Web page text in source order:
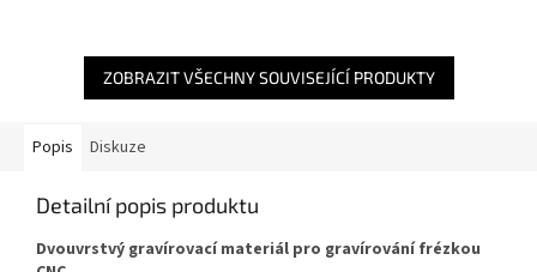
ZOBRAZIT VŠECHNY SOUVISEJÍCÍ PRODUKTY
Popis Diskuze
Detailní popis produktu
Dvouvrstvý gravírovací materiál pro gravírování frézkou